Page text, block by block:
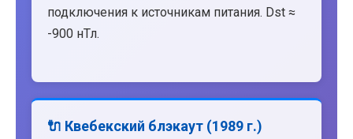
подключения к источникам питания. Dst ≈
-900 нТл.
🔌 Квебекский блэкаут (1989 г.)